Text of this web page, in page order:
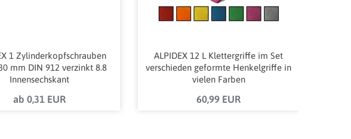
1 Zylinderkopfschrauben
mm DIN 912 verzinkt 8.8
Innensechskant
ab 0,31 EUR
ALPIDEX 12 L Klettergriffe im Set
verschieden geformte Henkelgriffe in
vielen Farben
60,99 EUR